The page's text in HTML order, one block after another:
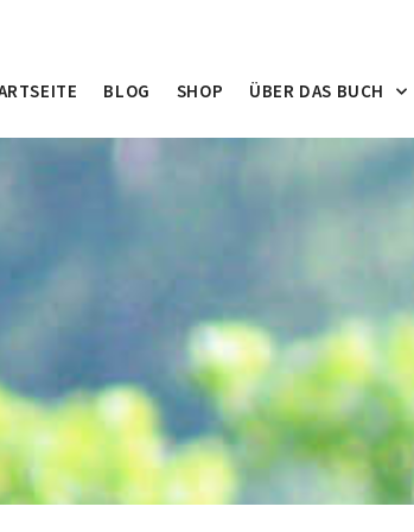
BLOG SHOP ÜBER DAS BUCH